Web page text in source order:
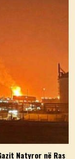
Natyror në Ras